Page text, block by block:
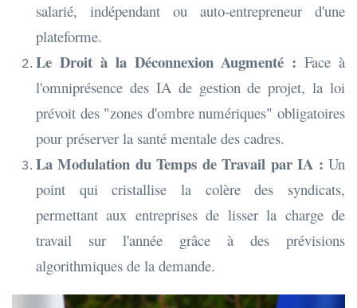
salarié, indépendant ou auto-entrepreneur d'une
plateforme.
Le Droit à la Déconnexion Augmenté : Face à
l'omniprésence des IA de gestion de projet, la loi
prévoit des "zones d'ombre numériques" obligatoires
pour préserver la santé mentale des cadres.
La Modulation du Temps de Travail par IA : Un
point qui cristallise la colère des syndicats,
permettant aux entreprises de lisser la charge de
travail sur l'année grâce à des prévisions
algorithmiques de la demande.